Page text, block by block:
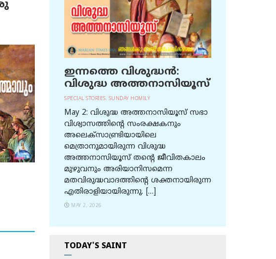
ഇന്നത്തെ വിശുദ്ധന്‍:
വിശുദ്ധ അത്തനാസിയൂസ്
SPECIAL STORIES, SUNDAY HOMILY
May 2: വിശുദ്ധ അത്തനാസിയൂസ് സഭാ
വിശ്വാസത്തിന്റെ സംരക്ഷകനും
അലെക്സാണ്ട്രിയായിലെ
മെത്രാനുമായിരുന്ന വിശുദ്ധ
അത്തനാസിയൂസ് തന്റെ ജീവിതകാലം
മുഴുവനും അരിയാനിസമെന്ന
മതവിരുദ്ധവാദത്തിന്റെ ശക്തനായിരുന്ന
എതിരാളിയായിരുന്നു. […]
MAY 2, 2026
TODAY'S SAINT